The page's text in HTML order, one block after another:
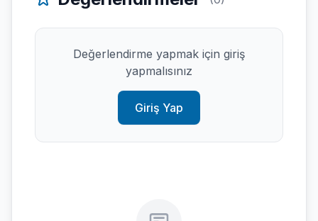
Değerlendirme yapmak için giriş
yapmalısınız
Giriş Yap